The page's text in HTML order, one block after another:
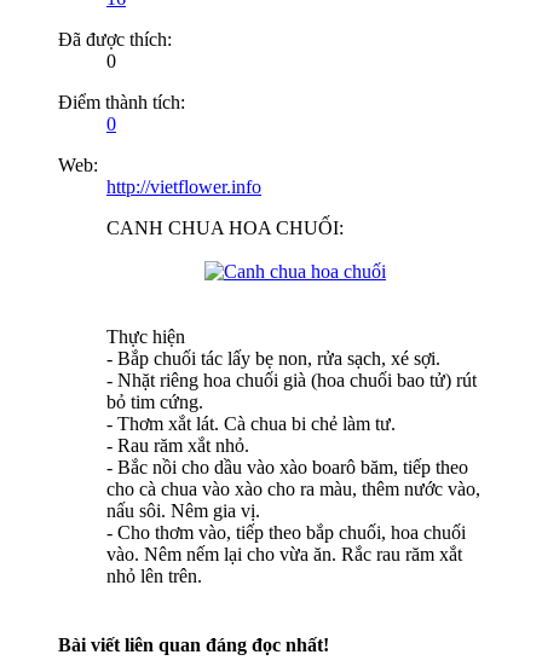
Đã được thích:
0
Điểm thành tích:
0
Web:
http://vietflower.info
CANH CHUA HOA CHUỐI:
Thực hiện
- Bắp chuối tác lấy bẹ non, rửa sạch, xé sợi.
- Nhặt riêng hoa chuối già (hoa chuối bao tử) rút
bỏ tim cứng.
- Thơm xắt lát. Cà chua bi chẻ làm tư.
- Rau răm xắt nhỏ.
- Bắc nồi cho dầu vào xào boarô băm, tiếp theo
cho cà chua vào xào cho ra màu, thêm nước vào,
nấu sôi. Nêm gia vị.
- Cho thơm vào, tiếp theo bắp chuối, hoa chuối
vào. Nêm nếm lại cho vừa ăn. Rắc rau răm xắt
nhỏ lên trên.
Bài viết liên quan đáng đọc nhất!